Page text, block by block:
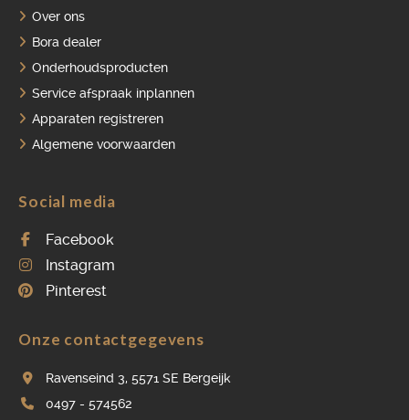
Over ons
Bora dealer
Onderhoudsproducten
Service afspraak inplannen
Apparaten registreren
Algemene voorwaarden
Social media
Facebook
Instagram
Pinterest
Onze contactgegevens
Ravenseind 3, 5571 SE Bergeijk
0497 - 574562